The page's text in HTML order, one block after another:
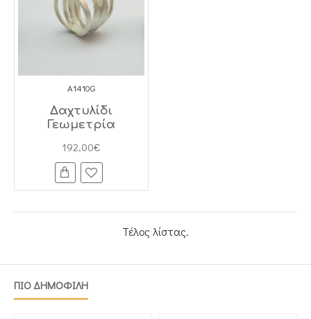
A1410G
Δαχτυλίδι
Γεωμετρία
192,00€
Τέλος λίστας.
ΠΙΟ ΔΗΜΟΦΙΛΗ